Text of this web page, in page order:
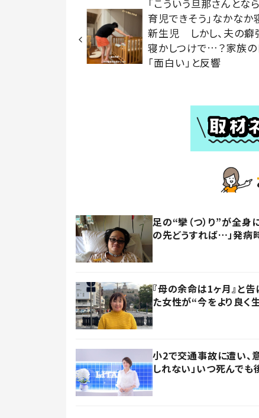
「こういう旦那さんとな
育児できそう」なかなか
新生児 しかし、夫の癖
寝かしつけで…？家族
「面白い」と反響
足の“攣（つ）り”が全
の先どうすれば…」発
『母の余命は1ヶ月』と
た女性が“今をより良く
小2で交通事故に遭い、
しれない」いつ死んでも